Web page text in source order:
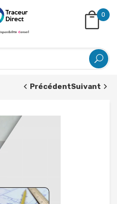
0
PrécédentSuivant